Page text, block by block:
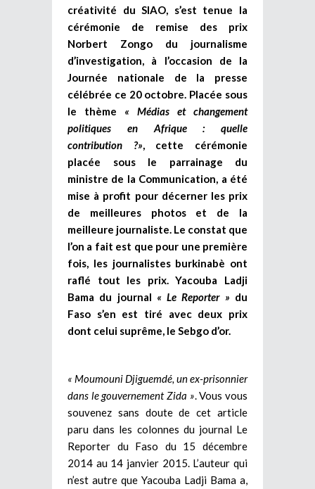
créativité du SIAO, s’est tenue la
cérémonie de remise des prix
Norbert Zongo du journalisme
d’investigation, à l’occasion de la
Journée nationale de la presse
célébrée ce 20 octobre. Placée sous
le thème « Médias et changement
politiques en Afrique : quelle
contribution ?» , cette cérémonie
placée sous le parrainage du
ministre de la Communication, a été
mise à profit pour décerner les prix
de meilleures photos et de la
meilleure journaliste. Le constat que
l’on a fait est que pour une première
fois, les journalistes burkinabè ont
raflé tout les prix. Yacouba Ladji
Bama du journal « Le Reporter » du
Faso s’en est tiré avec deux prix
dont celui suprême, le Sebgo d’or.
« Moumouni Djiguemdé, un ex-prisonnier
dans le gouvernement Zida » . Vous vous
souvenez sans doute de cet article
paru dans les colonnes du journal Le
Reporter du Faso du 15 décembre
2014 au 14 janvier 2015. L’auteur qui
n’est autre que Yacouba Ladji Bama a,